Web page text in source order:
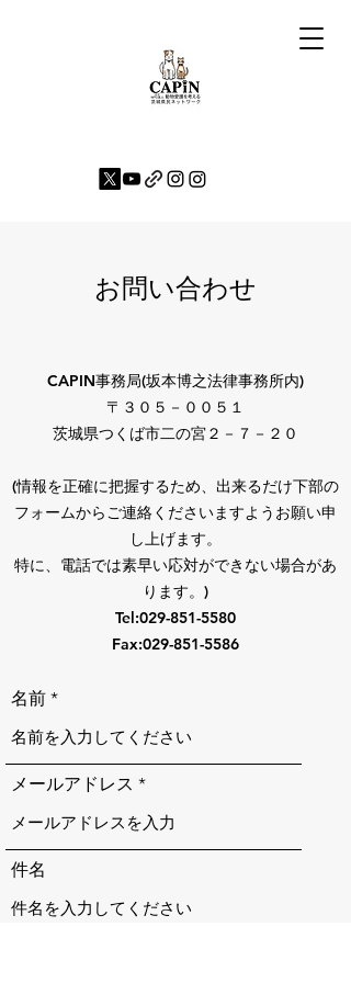
お問い合わせ
CAPIN事務局(坂本博之法律事務所内)
〒３０５－００５１
茨城県つくば市二の宮２－７－２０
(情報を正確に把握するため、出来るだけ下部の
フォームからご連絡くださいますよ うお願い申
し上げます。
特に、電話では素早い応対ができない場合があ
ります。)
Tel:029-851-5580
Fax:029-851-5586
名前
メールアドレス
件名